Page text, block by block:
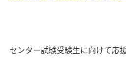
センター試験受験生に向けて応